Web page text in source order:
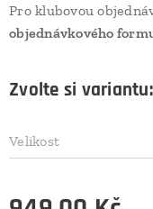
Pro klubovou
objednávkového
Zvolte si variantu:
Velikost